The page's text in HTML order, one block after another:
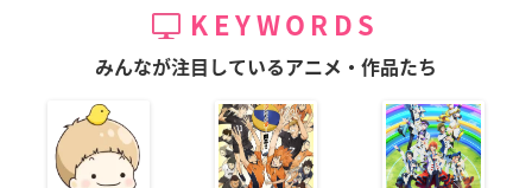
KEYWORDS
みんなが注目しているアニメ・作品たち